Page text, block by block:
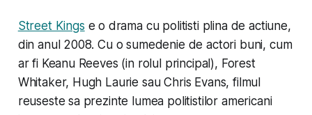
Street Kings e o drama cu politisti plina de actiune,
din anul 2008. Cu o sumedenie de actori buni, cum
ar fi Keanu Reeves (in rolul principal), Forest
Whitaker, Hugh Laurie sau Chris Evans, filmul
reuseste sa prezinte lumea politistilor americani